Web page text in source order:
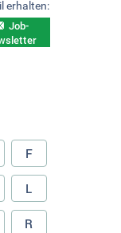
erhalten:
Job-
F
L
R